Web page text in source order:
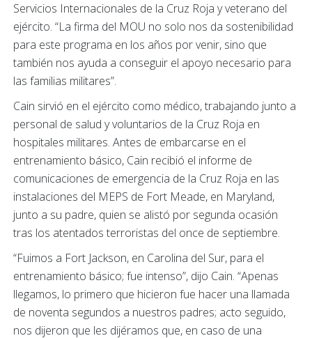
Servicios Internacionales de la Cruz Roja y veterano del
ejército. “La firma del MOU no solo nos da sostenibilidad
para este programa en los años por venir, sino que
también nos ayuda a conseguir el apoyo necesario para
las familias militares”.
Cain sirvió en el ejército como médico, trabajando junto a
personal de salud y voluntarios de la Cruz Roja en
hospitales militares. Antes de embarcarse en el
entrenamiento básico, Cain recibió el informe de
comunicaciones de emergencia de la Cruz Roja en las
instalaciones del MEPS de Fort Meade, en Maryland,
junto a su padre, quien se alistó por segunda ocasión
tras los atentados terroristas del once de septiembre.
“Fuimos a Fort Jackson, en Carolina del Sur, para el
entrenamiento básico; fue intenso”, dijo Cain. “Apenas
llegamos, lo primero que hicieron fue hacer una llamada
de noventa segundos a nuestros padres; acto seguido,
nos dijeron que les dijéramos que, en caso de una